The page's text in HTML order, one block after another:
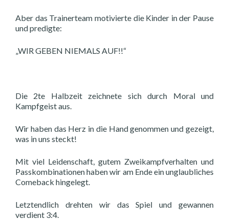
Aber das Trainerteam motivierte die Kinder in der Pause
und predigte:
„WIR GEBEN NIEMALS AUF!!“
Die 2te Halbzeit zeichnete sich durch Moral und
Kampfgeist aus.
Wir haben das Herz in die Hand genommen und gezeigt,
was in uns steckt!
Mit viel Leidenschaft, gutem Zweikampfverhalten und
Passkombinationen haben wir am Ende ein unglaubliches
Comeback hingelegt.
Letztendlich drehten wir das Spiel und gewannen
verdient 3:4.